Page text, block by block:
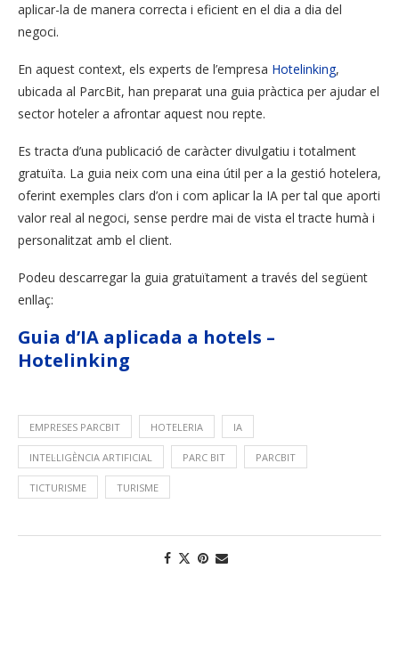
aplicar-la de manera correcta i eficient en el dia a dia del
negoci.
En aquest context, els experts de l’empresa Hotelinking,
ubicada al ParcBit, han preparat una guia pràctica per ajudar el
sector hoteler a afrontar aquest nou repte.
Es tracta d’una publicació de caràcter divulgatiu i totalment
gratuïta. La guia neix com una eina útil per a la gestió hotelera,
oferint exemples clars d’on i com aplicar la IA per tal que aporti
valor real al negoci, sense perdre mai de vista el tracte humà i
personalitzat amb el client.
Podeu descarregar la guia gratuïtament a través del següent
enllaç:
Guia d’IA aplicada a hotels –
Hotelinking
EMPRESES PARCBIT HOTELERIA IA
INTEL·LIGÈNCIA ARTIFICIAL PARC BIT PARCBIT
TICTURISME TURISME